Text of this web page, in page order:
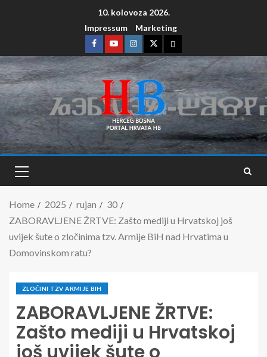
10. kolovoza 2026.
Impressum
Marketing
Home 2025 rujan
30
ZABORAVLJENE ŽRTVE: Zašto mediji u Hrvatskoj još
uvijek šute o zločinima tzv. Armije BiH nad Hrvatima u
Domovinskom ratu?
ZLOČINI TZV ARMIJE BIH
ZABORAVLJENE ŽRTVE:
Zašto mediji u Hrvatskoj